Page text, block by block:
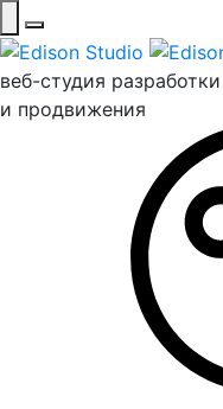
веб-студия разработки
и продвижения